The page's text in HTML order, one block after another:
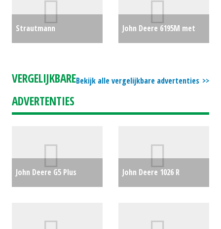
Strautmann
John Deere 6195M met
Bekijk alle vergelijkbare advertenties
VERGELIJKBARE
ADVERTENTIES
John Deere G5 Plus
John Deere 1026 R